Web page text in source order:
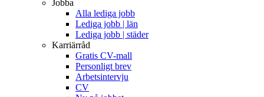
Jobba
Alla lediga jobb
Lediga jobb | län
Lediga jobb | städer
Karriärråd
Gratis CV-mall
Personligt brev
Arbetsintervju
CV